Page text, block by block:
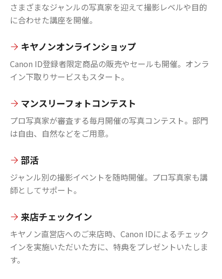
さまざまなジャンルの写真家を迎えて撮影レベルや目的
に合わせた講座を開催。
キヤノンオンラインショップ
Canon ID登録者限定商品の販売やセールも開催。オンラ
イン下取りサービスもスタート。
マンスリーフォトコンテスト
プロ写真家が審査する毎月開催の写真コンテスト。部門
は自由、自然などをご用意。
部活
ジャンル別の撮影イベントを随時開催。プロ写真家も講
師としてサポート。
来店チェックイン
キヤノン直営店へのご来店時、Canon IDによるチェック
インを実施いただいた方に、特典をプレゼントいたしま
す。